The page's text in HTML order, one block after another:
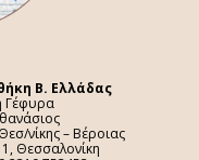
Β. Ελλάδας
Γέφυρα
νίκης – Βέροιας
Θεσσαλονίκη